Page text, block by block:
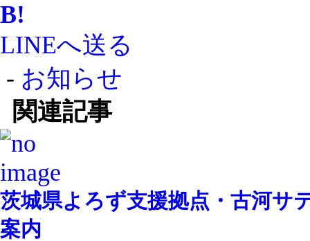
B!
LINEへ送る
- お知らせ
関連記事
茨城県よろず支援拠点・古河サ
案内